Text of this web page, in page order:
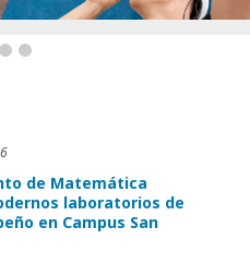
de Matemática
laboratorios de
en Campus San